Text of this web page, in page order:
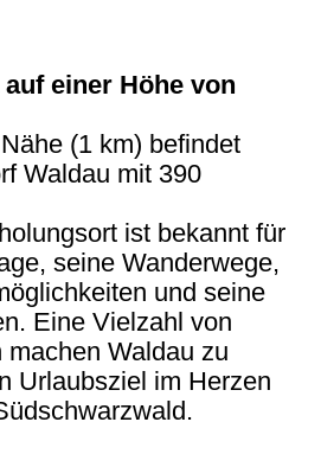
einer Höhe von
(1 km) befindet
Waldau mit 390
ist bekannt für
seine Wanderwege,
und seine
Eine Vielzahl von
Waldau zu
Urlaubsziel im Herzen